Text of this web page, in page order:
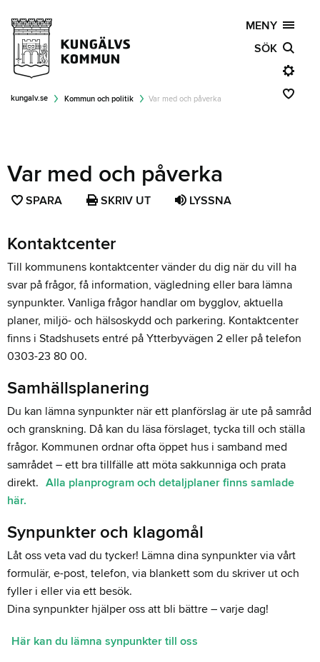
MENY
SÖK
kungalv.se Kommun och politik Var med och påverka
Var med och påverka
SPARA SPARA
SOM
SKRIV UT LYSSNA
Kontaktcenter
Till kommunens kontaktcenter vänder du dig när du vill ha
svar på frågor, få information, vägledning eller bara lämna
synpunkter. Vanliga frågor handlar om bygglov, aktuella
planer, miljö- och hälsoskydd och parkering. Kontaktcenter
finns i Stadshusets entré på Ytterbyvägen 2 eller på telefon
0303-23 80 00.
Samhällsplanering
Du kan lämna synpunkter när ett planförslag är ute på samråd
och granskning. Då kan du läsa förslaget, tycka till och ställa
frågor. Kommunen ordnar ofta öppet hus i samband med
samrådet – ett bra tillfälle att möta sakkunniga och prata
direkt. Alla planprogram och detaljplaner finns samlade
här.
Synpunkter och klagomål
Låt oss veta vad du tycker! Lämna dina synpunkter via vårt
formulär, e-post, telefon, via blankett som du skriver ut och
fyller i eller via ett besök.
Dina synpunkter hjälper oss att bli bättre – varje dag!
Här kan du lämna synpunkter till oss